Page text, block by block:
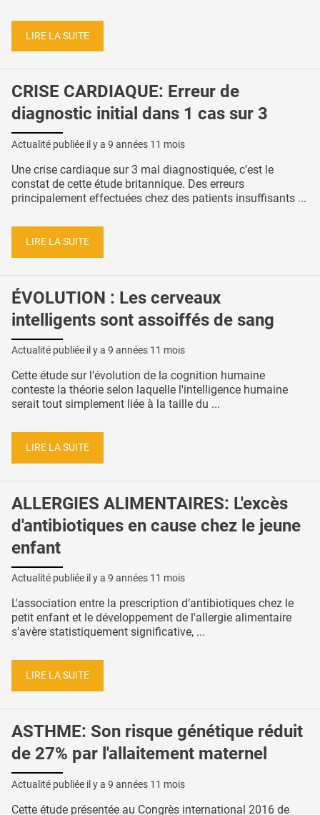
LIRE LA SUITE
CRISE CARDIAQUE: Erreur de
diagnostic initial dans 1 cas sur 3
Actualité publiée il y a 9 années 11 mois
Une crise cardiaque sur 3 mal diagnostiquée, c’est le
constat de cette étude britannique. Des erreurs
principalement effectuées chez des patients insuffisants ...
LIRE LA SUITE
ÉVOLUTION : Les cerveaux
intelligents sont assoiffés de sang
Actualité publiée il y a 9 années 11 mois
Cette étude sur l’évolution de la cognition humaine
conteste la théorie selon laquelle l'intelligence humaine
serait tout simplement liée à la taille du ...
LIRE LA SUITE
ALLERGIES ALIMENTAIRES: L'excès
d'antibiotiques en cause chez le jeune
enfant
Actualité publiée il y a 9 années 11 mois
L'association entre la prescription d’antibiotiques chez le
petit enfant et le développement de l'allergie alimentaire
s’avère statistiquement significative, ...
LIRE LA SUITE
ASTHME: Son risque génétique réduit
de 27% par l'allaitement maternel
Actualité publiée il y a 9 années 11 mois
Cette étude présentée au Congrès international 2016 de